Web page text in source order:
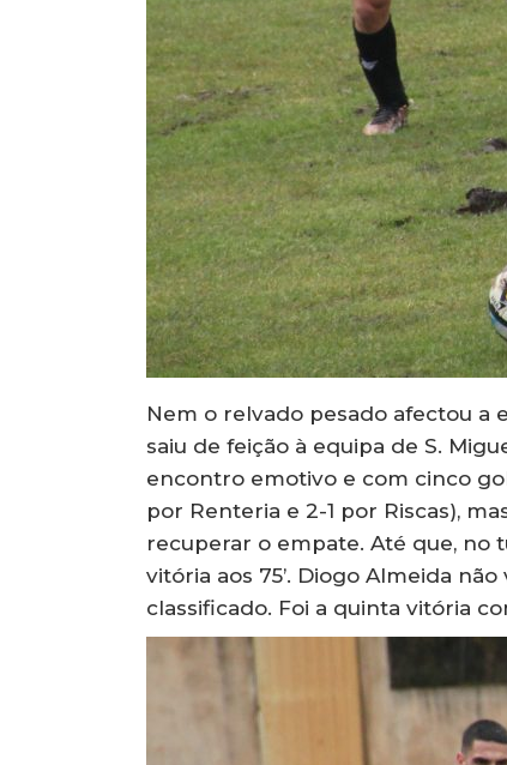
Nem o relvado pesado afectou a
saiu de feição à equipa de S.
encontro emotivo e com cinco
por Renteria e 2-1 por Riscas),
recuperar o empate. Até que, no
vitória aos 75’. Diogo Almeida
classificado. Foi a quinta vitória